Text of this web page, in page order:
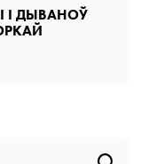
І ДЫВАНОЎ